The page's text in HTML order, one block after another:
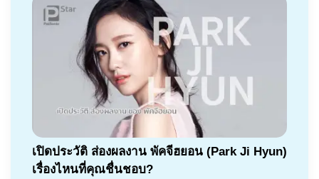
เปิดประวัติ ส่องผลงาน พัคจีฮยอน (Park Ji Hyun)
เรื่องไหนที่คุณชื่นชอบ?